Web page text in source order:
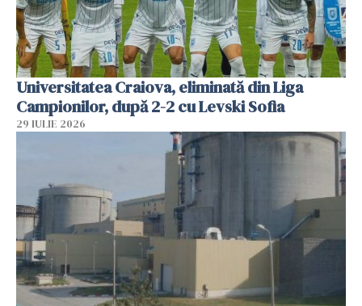
Universitatea Craiova, eliminată din Liga
Campionilor, după 2-2 cu Levski Sofia
29 IULIE 2026